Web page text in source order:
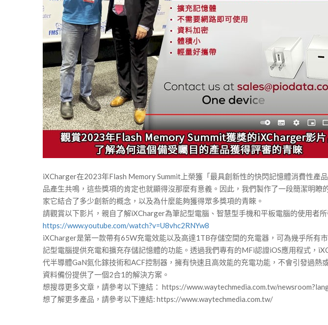
iXCharger在2023年Flash Memory Summit上榮獲「最具創新性的快閃記憶體消費性
品產生共鳴，這些獎項的肯定也就顯得沒那麼有意義。因此，我們製作了一段簡潔明
家它結合了多少創新的概念，以及為什麼能夠獲得眾多獎項的青睞。
請觀賞以下影片，親自了解iXCharger為筆記型電腦、智慧型手機和平板電腦的使用者所
https://www.youtube.com/watch?v=U8vhc2RNYw8
iXCharger是第一款帶有65W充電效能以及高達1TB存儲空間的充電器，可為幾乎所有
記型電腦提供充電和擴充存儲記憶體的功能。透過我們專有的MFi認證iOS應用程式，
代半導體GaN氮化鎵技術和ACF控制器，擁有快速且高效能的充電功能，不會引發過
資料備份提供了一個2合1的解決方案。
想搜尋更多文章，請參考以下連結： https://www.waytechmedia.com.tw/
想了解更多產品，請參考以下連結: https://www.waytechmedia.com.tw/